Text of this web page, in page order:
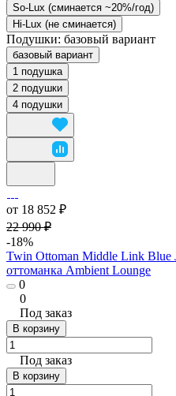
So-Lux (cминается ~20%/год)
Hi-Lux (не сминается)
Подушки: базовый вариант
базовый вариант
1 подушка
2 подушки
4 подушки
от 18 852 ₽
22 990 ₽
-18%
Twin Ottoman Middle Link
оттоманка Ambient Lounge
0
0
Под заказ
В корзину
Под заказ
В корзину